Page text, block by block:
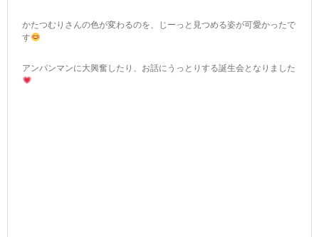
かたつむりさんの色が変わるのを、じーっと見つめる姿が可愛かったで
す
アンパンマンに大興奮したり、お話にうっとりする誕生会となりました